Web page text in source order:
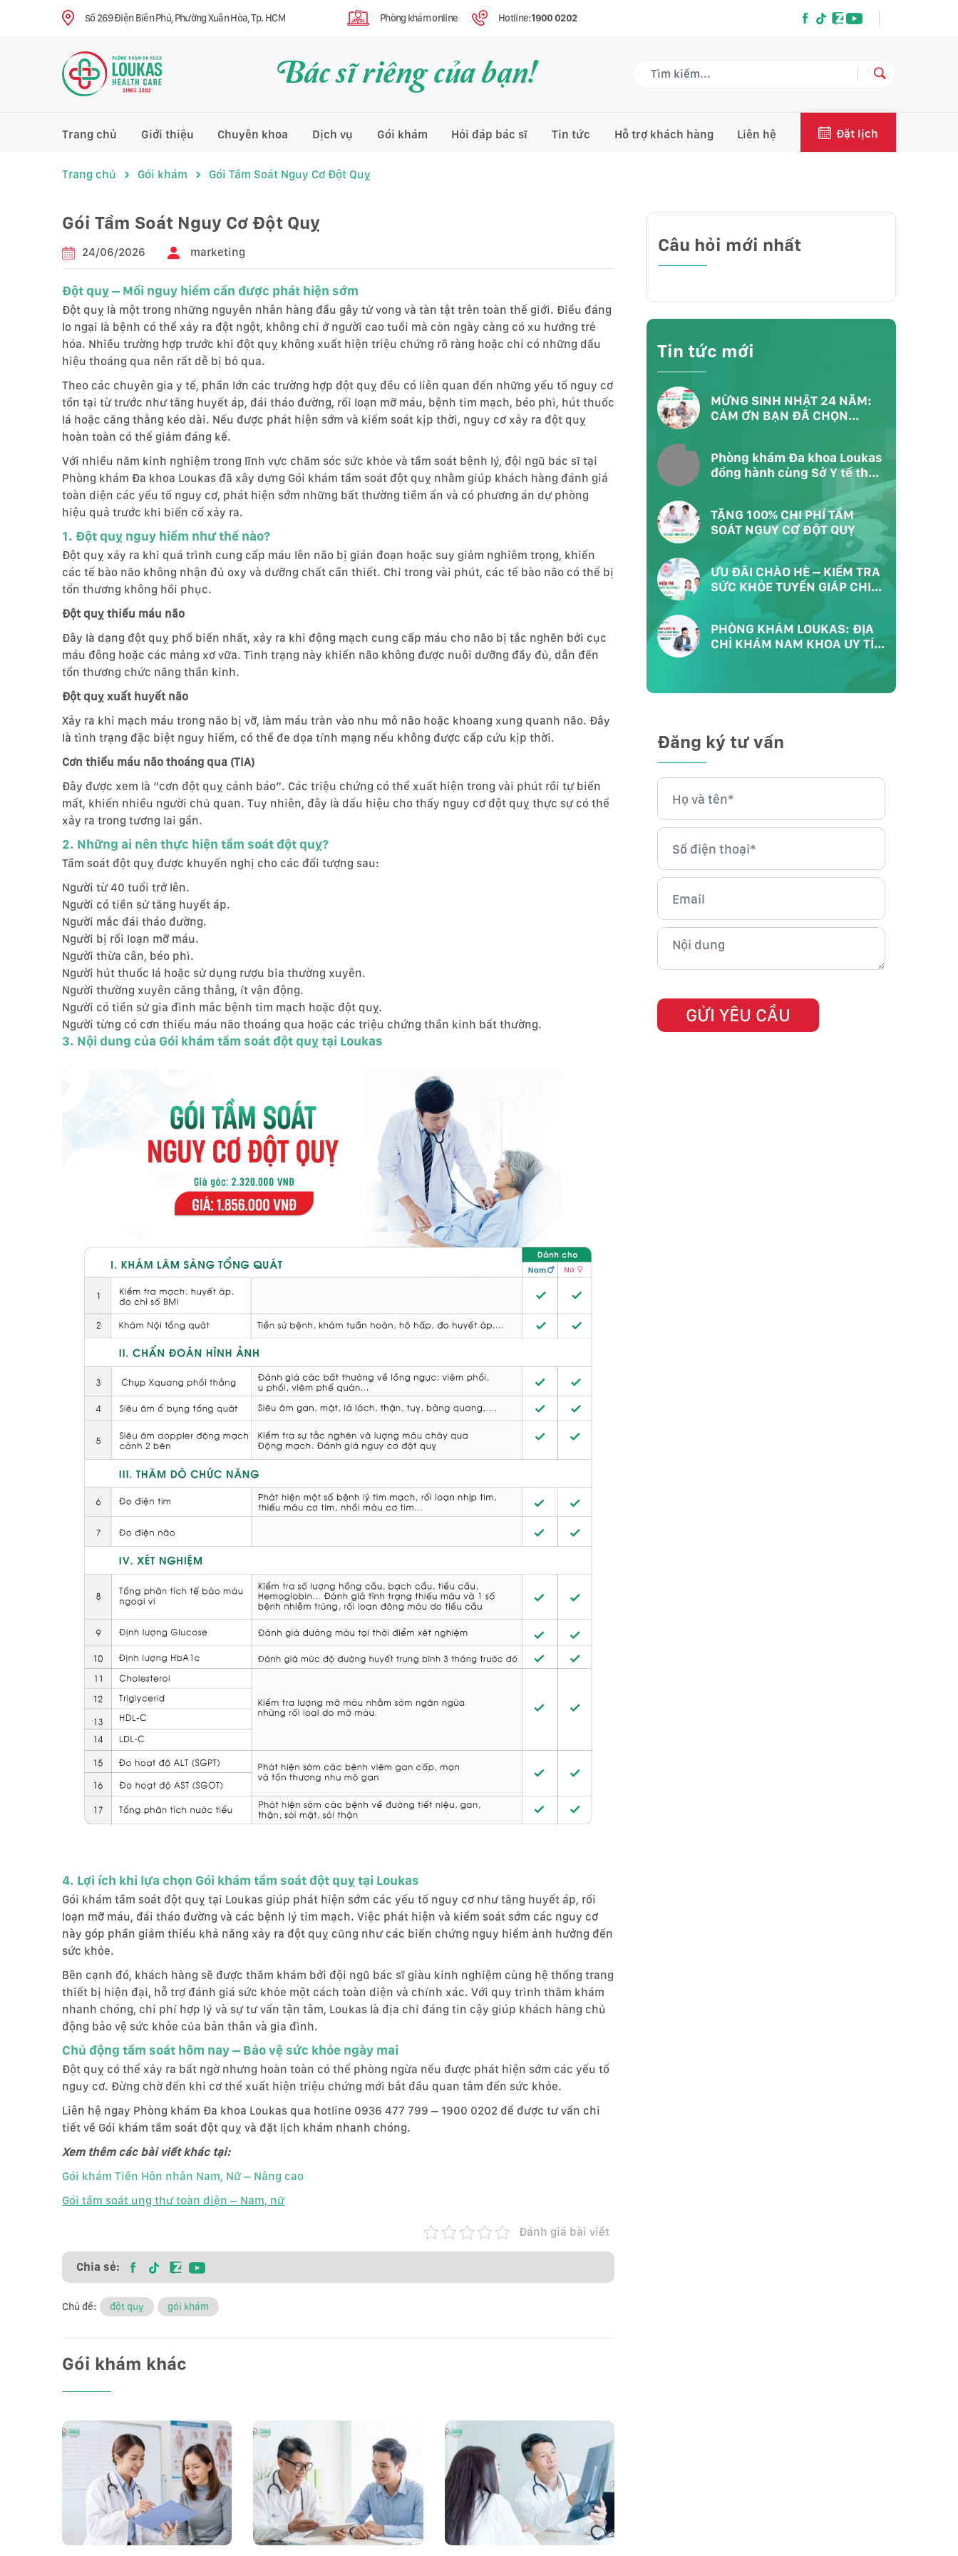
Số 269 Điện Biên Phủ, Phường Xuân Hòa, Tp. HCM Phòng khám online Hotline:1900 0202
Bác sĩ riêng của bạn!
Trang chủ Giới thiệu Chuyên khoa Dịch vụ Gói khám Hỏi đáp bác sĩ Tin tức Hỗ trợ khách hàng Liên hệ Đặt lịch
Trang chủ Gói khám Gói Tầm Soát Nguy Cơ Đột Quỵ
Gói Tầm Soát Nguy Cơ Đột Quỵ
24/06/2026 marketing
Đột quỵ – Mối nguy hiểm cần được phát hiện sớm
Đột quỵ là một trong những nguyên nhân hàng đầu gây tử vong và tàn tật trên toàn thế giới. Điều đáng
lo ngại là bệnh có thể xảy ra đột ngột, không chỉ ở người cao tuổi mà còn ngày càng có xu hướng trẻ
hóa. Nhiều trường hợp trước khi đột quỵ không xuất hiện triệu chứng rõ ràng hoặc chỉ có những dấu
hiệu thoáng qua nên rất dễ bị bỏ qua.
Theo các chuyên gia y tế, phần lớn các trường hợp đột quỵ đều có liên quan đến những yếu tố nguy cơ
tồn tại từ trước như tăng huyết áp, đái tháo đường, rối loạn mỡ máu, bệnh tim mạch, béo phì, hút thuốc
lá hoặc căng thẳng kéo dài. Nếu được phát hiện sớm và kiểm soát kịp thời, nguy cơ xảy ra đột quỵ
hoàn toàn có thể giảm đáng kể.
Với nhiều năm kinh nghiệm trong lĩnh vực chăm sóc sức khỏe và tầm soát bệnh lý, đội ngũ bác sĩ tại
Phòng khám Đa khoa Loukas đã xây dựng Gói khám tầm soát đột quỵ nhằm giúp khách hàng đánh giá
toàn diện các yếu tố nguy cơ, phát hiện sớm những bất thường tiềm ẩn và có phương án dự phòng
hiệu quả trước khi biến cố xảy ra.
1. Đột quỵ nguy hiểm như thế nào?
Đột quỵ xảy ra khi quá trình cung cấp máu lên não bị gián đoạn hoặc suy giảm nghiêm trọng, khiến
các tế bào não không nhận đủ oxy và dưỡng chất cần thiết. Chỉ trong vài phút, các tế bào não có thể bị
tổn thương không hồi phục.
Đột quỵ thiếu máu não
Đây là dạng đột quỵ phổ biến nhất, xảy ra khi động mạch cung cấp máu cho não bị tắc nghẽn bởi cục
máu đông hoặc các mảng xơ vữa. Tình trạng này khiến não không được nuôi dưỡng đầy đủ, dẫn đến
tổn thương chức năng thần kinh.
Đột quỵ xuất huyết não
Xảy ra khi mạch máu trong não bị vỡ, làm máu tràn vào nhu mô não hoặc khoang xung quanh não. Đây
là tình trạng đặc biệt nguy hiểm, có thể đe dọa tính mạng nếu không được cấp cứu kịp thời.
Cơn thiếu máu não thoáng qua (TIA)
Đây được xem là “cơn đột quỵ cảnh báo”. Các triệu chứng có thể xuất hiện trong vài phút rồi tự biến
mất, khiến nhiều người chủ quan. Tuy nhiên, đây là dấu hiệu cho thấy nguy cơ đột quỵ thực sự có thể
xảy ra trong tương lai gần.
2. Những ai nên thực hiện tầm soát đột quỵ?
Tầm soát đột quỵ được khuyến nghị cho các đối tượng sau:
Người từ 40 tuổi trở lên.
Người có tiền sử tăng huyết áp.
Người mắc đái tháo đường.
Người bị rối loạn mỡ máu.
Người thừa cân, béo phì.
Người hút thuốc lá hoặc sử dụng rượu bia thường xuyên.
Người thường xuyên căng thẳng, ít vận động.
Người có tiền sử gia đình mắc bệnh tim mạch hoặc đột quỵ.
Người từng có cơn thiếu máu não thoáng qua hoặc các triệu chứng thần kinh bất thường.
3. Nội dung của Gói khám tầm soát đột quỵ tại Loukas
4. Lợi ích khi lựa chọn Gói khám tầm soát đột quỵ tại Loukas
Gói khám tầm soát đột quỵ tại Loukas giúp phát hiện sớm các yếu tố nguy cơ như tăng huyết áp, rối
loạn mỡ máu, đái tháo đường và các bệnh lý tim mạch. Việc phát hiện và kiểm soát sớm các nguy cơ
này góp phần giảm thiểu khả năng xảy ra đột quỵ cũng như các biến chứng nguy hiểm ảnh hưởng đến
sức khỏe.
Bên cạnh đó, khách hàng sẽ được thăm khám bởi đội ngũ bác sĩ giàu kinh nghiệm cùng hệ thống trang
thiết bị hiện đại, hỗ trợ đánh giá sức khỏe một cách toàn diện và chính xác. Với quy trình thăm khám
nhanh chóng, chi phí hợp lý và sự tư vấn tận tâm, Loukas là địa chỉ đáng tin cậy giúp khách hàng chủ
động bảo vệ sức khỏe của bản thân và gia đình.
Chủ động tầm soát hôm nay – Bảo vệ sức khỏe ngày mai
Đột quỵ có thể xảy ra bất ngờ nhưng hoàn toàn có thể phòng ngừa nếu được phát hiện sớm các yếu tố
nguy cơ. Đừng chờ đến khi cơ thể xuất hiện triệu chứng mới bắt đầu quan tâm đến sức khỏe.
Liên hệ ngay Phòng khám Đa khoa Loukas qua hotline 0936 477 799 – 1900 0202 để được tư vấn chi
tiết về Gói khám tầm soát đột quỵ và đặt lịch khám nhanh chóng.
Xem thêm các bài viết khác tại:
Gói khám Tiền Hôn nhân Nam, Nữ – Nâng cao
Gói tầm soát ung thư toàn diện – Nam, nữ
Đánh giá bài viết
Chia sẻ:
Chủ đề: đột quỵ gói khám
Gói khám khác
Câu hỏi mới nhất
Tin tức mới
MỪNG SINH NHẬT 24 NĂM:
CẢM ƠN BẠN ĐÃ CHỌN
Phòng khám Đa khoa Loukas
đồng hành cùng Sở Y tế thực
hiện chương trình khám sức
khỏe toàn dân tại Phường
Bàn Cờ TP.HCM
TẶNG 100% CHI PHÍ TẦM
SOÁT NGUY CƠ ĐỘT QUỴ
ƯU ĐÃI CHÀO HÈ – KIỂM TRA
SỨC KHỎE TUYẾN GIÁP CHI
PHÒNG KHÁM LOUKAS: ĐỊA
CHỈ KHÁM NAM KHOA UY TÍN
Đăng ký tư vấn